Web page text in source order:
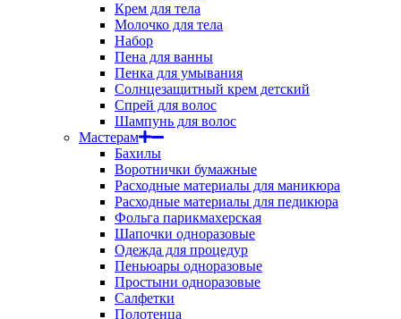
Крем для тела
Молочко для тела
Набор
Пена для ванны
Пенка для умывания
Солнцезащитный крем детский
Спрей для волос
Шампунь для волос
Мастерам
Бахилы
Воротнички бумажные
Расходные материалы для маникюра
Расходные материалы для педикюра
Фольга парикмахерская
Шапочки одноразовые
Одежда для процедур
Пеньюары одноразовые
Простыни одноразовые
Салфетки
Полотенца